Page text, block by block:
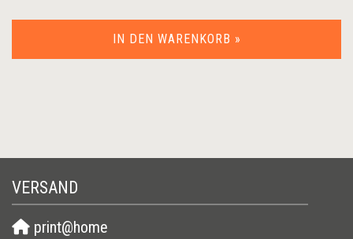
IN DEN WARENKORB »
VERSAND
print@home